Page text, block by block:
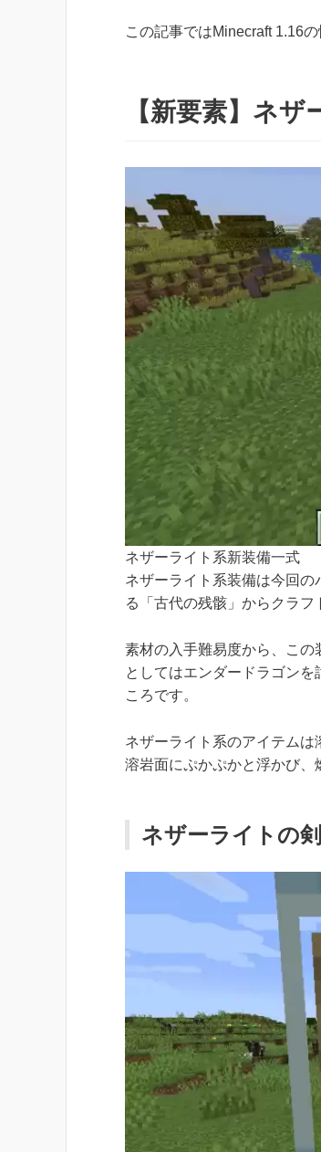
この記事ではMinecraft 1.16
【新要素】ネ
ネザーライト系新装備一式
ネザーライト系装備は今回
る「古代の残骸」からクラ
素材の入手難易度から、こ
としてはエンダードラゴン
ころです。
ネザーライト系のアイテムは
溶岩面にぷかぷかと浮かび、
ネザーライトの剣